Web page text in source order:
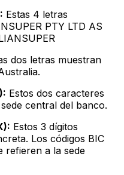
Estas 4 letras
PTY LTD AS
dos letras muestran
Estos dos caracteres
central del banco.
Estos 3 dígitos
Los códigos BIC
refieren a la sede